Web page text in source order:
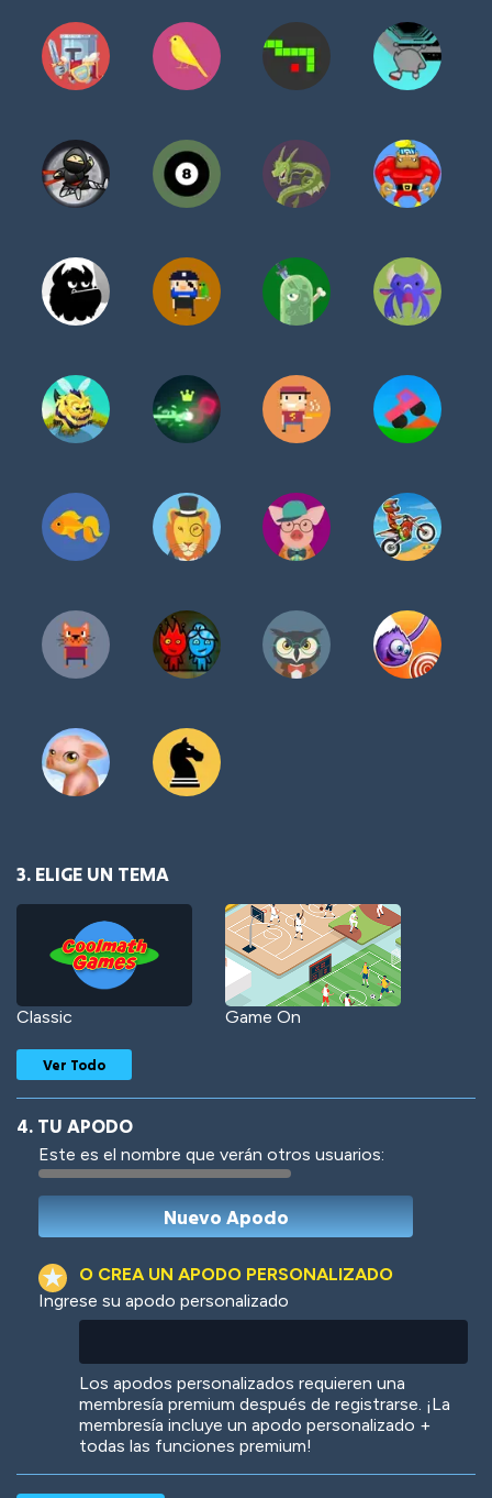
3. ELIGE UN TEMA
Classic Game On
Woof Jungle Cats
Ver Todo
4. TU APODO
Este es el nombre que verán otros usuarios:
O CREA UN APODO PERSONALIZADO
Ingrese su apodo personalizado
Los apodos personalizados requieren una
membresía premium después de registrarse. ¡La
membresía incluye un apodo personalizado +
todas las funciones premium!